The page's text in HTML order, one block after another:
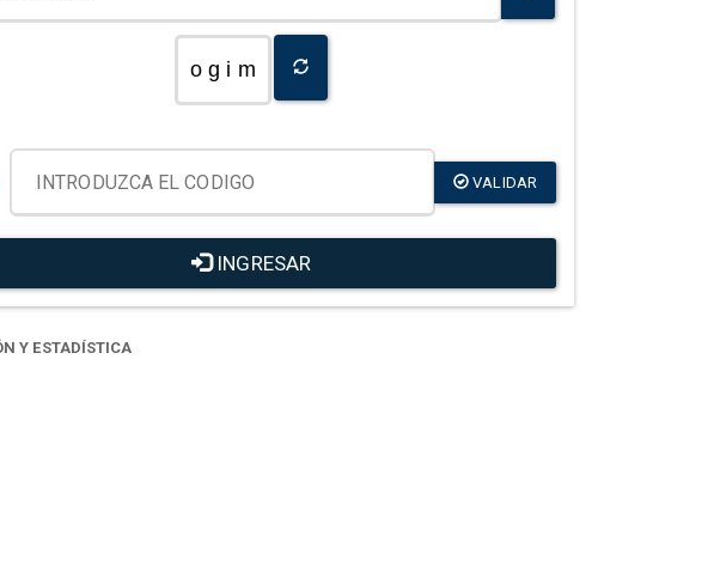
o g i m
VALIDAR
INGRESAR
Y ESTADÍSTICA